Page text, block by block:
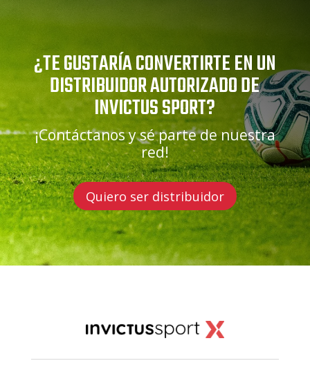
¿TE GUSTARÍA CONVERTIRTE EN UN
DISTRIBUIDOR AUTORIZADO DE
INVICTUS SPORT?
¡Contáctanos y sé parte de nuestra
red!
Quiero ser distribuidor